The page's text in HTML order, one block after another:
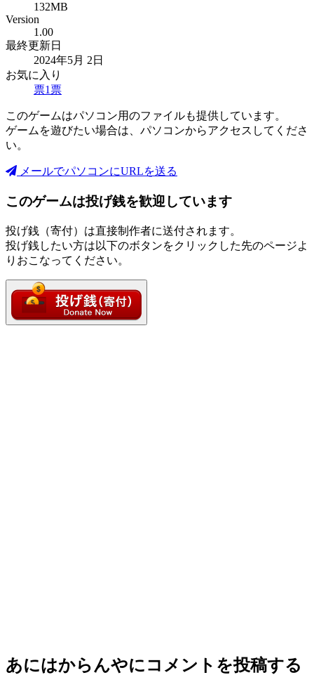
132MB
Version
1.00
最終更新日
2024年5月 2日
お気に入り
票1票
このゲームはパソコン用のファイルも提供しています。
ゲームを遊びたい場合は、パソコンからアクセスしてくださ
い。
メールでパソコンにURLを送る
このゲームは投げ銭を歓迎しています
投げ銭（寄付）は直接制作者に送付されます。
投げ銭したい方は以下のボタンをクリックした先のページよ
りおこなってください。
あにはからんやにコメントを投稿する